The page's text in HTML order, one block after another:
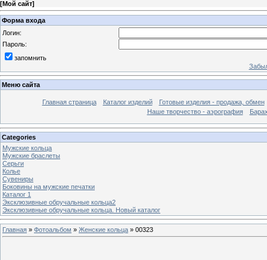
[Мой сайт]
Форма входа
Логин:
Пароль:
запомнить
Меню сайта
Главная страница Каталог изделий
Готовые изделия - продажа, обмен
Наше творчество - аэрография
Categories
Мужские кольца
Мужские браслеты
Серьги
Колье
Сувениры
Боковины на мужские печатки
Каталог 1
Эксклюзивные обручальные кольца2
Эксклюзивные обручальные кольца. Новый каталог
Главная » Фотоальбом » Женские кольца » 00323